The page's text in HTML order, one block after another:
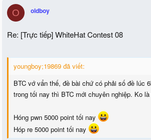
O oldboy
Re: [Trực tiếp] WhiteHat Contest 08
youngboy;19869 đã viết:
BTC vớ vẩn thế, đề bài chứ có phải số đề lúc
trong tối nay thì BTC mới chuyên nghiệp. Ko
Hóng pwn 5000 point tối nay
Hóp re 5000 point tối nay